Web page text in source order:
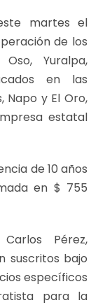
martes el
de los
Yuralpa,
en las
Napo y El Oro,
estatal
de 10 años
en $ 755
Pérez,
suscritos bajo
específicos
para la